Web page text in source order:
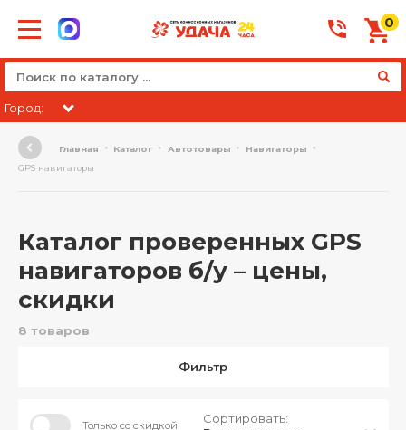
0
Город:
Главная Каталог Автотовары
Навигаторы
GPS навигаторы
Каталог проверенных GPS
навигаторов б/у – цены,
скидки
8 товаров
Фильтр
Только со скидкой
Сортировать: